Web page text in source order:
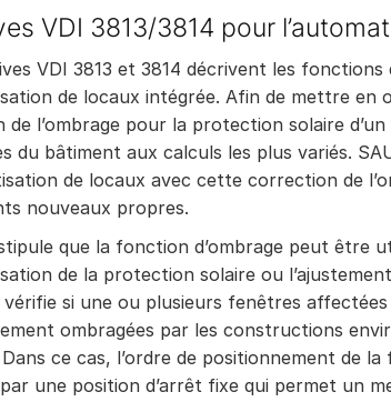
VDI 3813/3814 pour
VDI 3813 et 3814 décrivent les
de locaux intégrée. Afin de mettre
l’ombrage pour la protection solaire
du bâtiment aux calculs les plus variés.
de locaux avec cette correction de
nouveaux propres.
que la fonction d’ombrage peut être
de la protection solaire ou
vérifie si une ou plusieurs fenêtres
ombragées par les constructions
ce cas, l’ordre de positionnement de
une position d’arrêt fixe qui permet un